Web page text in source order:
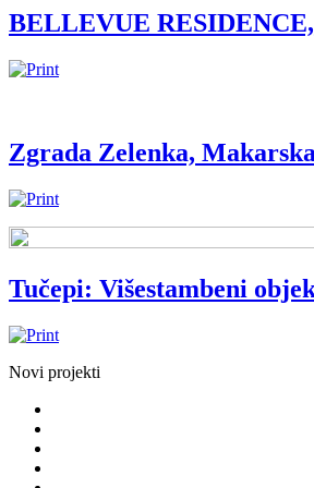
BELLEVUE
Zgrada Zelenka,
Tučepi: Višestambeni
Novi projekti